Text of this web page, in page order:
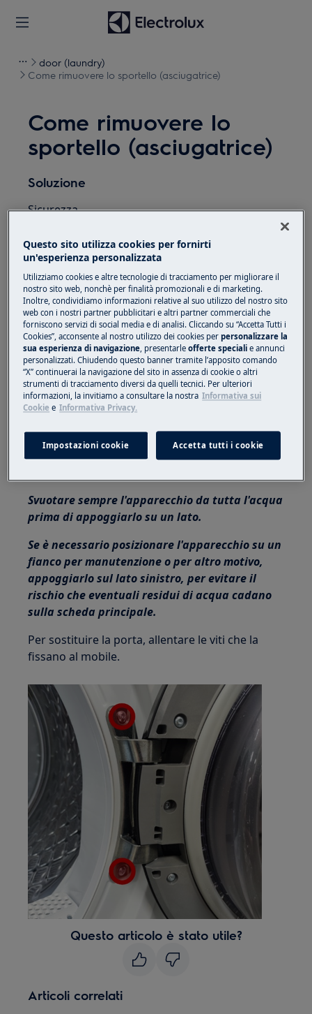
door (laundry)
Come rimuovere lo sportello (asciugatrice)
Come rimuovere lo
sportello (asciugatrice)
Soluzione
Sicurezza
Tutti gli interventi da eseguire all'interno
dell'apparecchio richiedono competenze e
conoscenze specifiche e possono essere
eseguiti solo da tecnici dell'assistenza
qualificati e autorizzati
Questa piattaforma non è dotata di
interruttore ON/OFF.
Prima di accedere ai componenti interni,
staccare la spina dalla presa per scollegare
l'alimentazione.
Alcuni componenti della parte meccanica
potrebbero causare lesioni, indossare quindi
Svuotare sempre l'apparecchio da tutta l'acqua
prima di appoggiarlo su un lato.
Se è necessario posizionare l'apparecchio su un
fianco per manutenzione o per altro motivo,
appoggiarlo sul lato sinistro, per evitare il
rischio che eventuali residui di acqua cadano
sulla scheda principale.
Per sostituire la porta, allentare le viti che la
fissano al mobile.
Questo articolo è stato utile?
Articoli correlati
Questo sito utilizza cookies per fornirti
un'esperienza personalizzata
Utilizziamo cookies e altre tecnologie di tracciamento per migliorare il
nostro sito web, nonchè per finalità promozionali e di marketing.
Inoltre, condividiamo informazioni relative al suo utilizzo del nostro sito
web con i nostri partner pubblicitari e altri partner commerciali che
forniscono servizi di social media e di analisi. Cliccando su “Accetta Tutti i
Cookies”, acconsente al nostro utilizzo dei cookies perpersonalizzare la
sua esperienza di navigazione, presentarleofferte speciali e annunci
personalizzati. Chiudendo questo banner tramite l’apposito comando
“X” continuerai la navigazione del sito in assenza di cookie o altri
strumenti di tracciamento diversi da quelli tecnici. Per ulteriori
informazioni, la invitiamo a consultare la nostra Informativa sui
Cookie e Informativa Privacy.
Impostazioni cookie Accetta tutti i cookie